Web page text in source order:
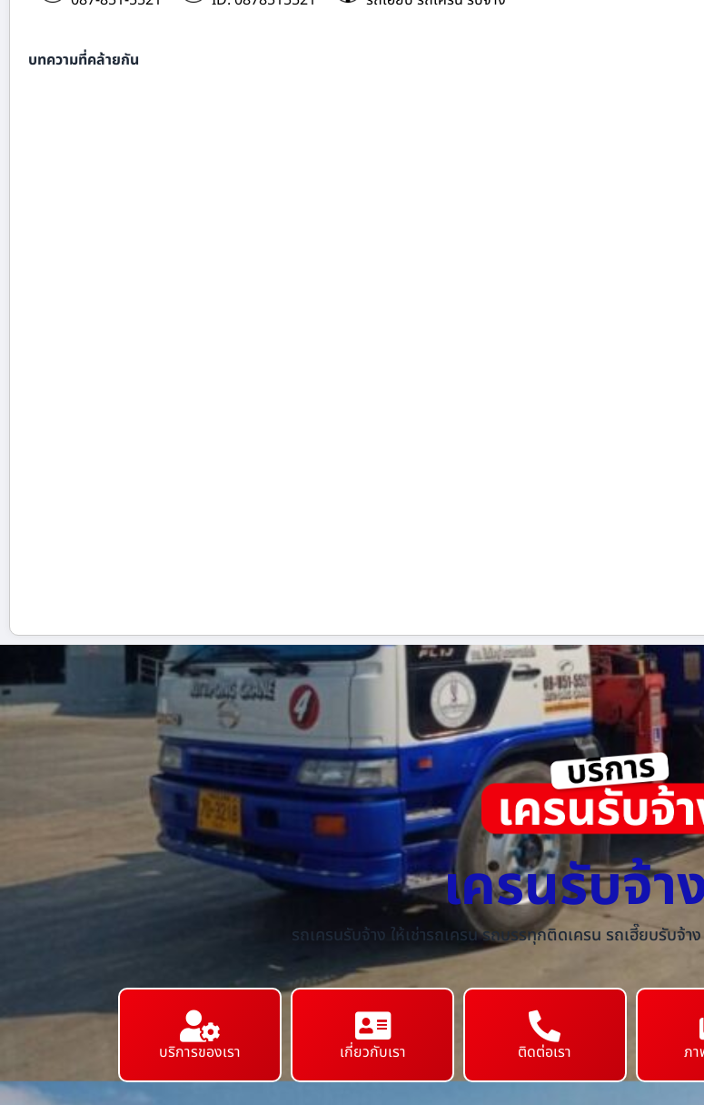
บทความที่คล้ายกัน
เครนรับจ้า
รถเครนรับจ้าง ให้เช่ารถเครน รถบรรทุกติดเครน รถเฮี๊ยบรับจ้
บริการของเรา เกี่ยวกับเรา ติดต่อเรา ภ